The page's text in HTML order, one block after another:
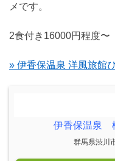
メです。
2食付き16000円程度〜
» 伊香保温泉 洋風旅館
伊香保温泉
群馬県渋川